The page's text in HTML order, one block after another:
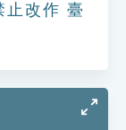
止改作 臺